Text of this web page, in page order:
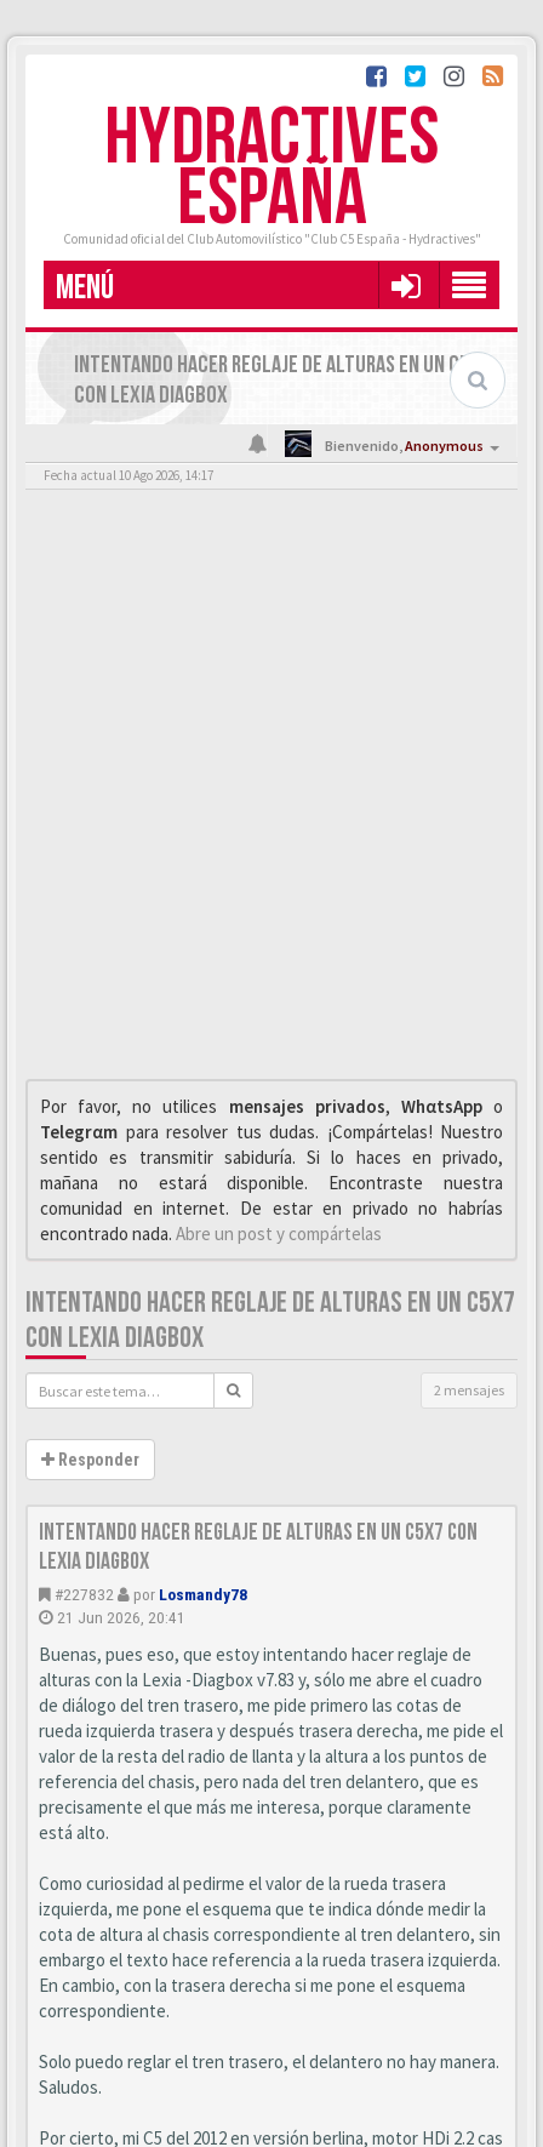
HYDRACTIVES
ESPAÑA
Comunidad oficial del Club Automovilístico "Club C5 España - Hydractives"
MENÚ
INTENTANDO HACER REGLAJE DE ALTURAS EN UN C5X7
CON LEXIA DIAGBOX
Bienvenido,Anonymous
Fecha actual 10 Ago 2026, 14:17
Por favor, no utilices mensajes privados, WhαtsAppo
Telegrαm para resolver tus dudas. ¡Compártelas! Nuestro
sentido es transmitir sabiduría. Si lo haces en privado,
mañana no estará disponible. Encontraste nuestra
comunidad en internet. De estar en privado no habrías
encontrado nada. Abre un post y compártelas
INTENTANDO HACER REGLAJE DE ALTURAS EN UN C5X7
CON LEXIA DIAGBOX
2 mensajes
Responder
Intentando hacer reglaje de alturas en un C5x7 con
Lexia diagbox
#227832 por Losmandy78
21 Jun 2026, 20:41
Buenas, pues eso, que estoy intentando hacer reglaje de
alturas con la Lexia -Diagbox v7.83 y, sólo me abre el cuadro
de diálogo del tren trasero, me pide primero las cotas de
rueda izquierda trasera y después trasera derecha, me pide el
valor de la resta del radio de llanta y la altura a los puntos de
referencia del chasis, pero nada del tren delantero, que es
precisamente el que más me interesa, porque claramente
está alto.
Como curiosidad al pedirme el valor de la rueda trasera
izquierda, me pone el esquema que te indica dónde medir la
cota de altura al chasis correspondiente al tren delantero, sin
embargo el texto hace referencia a la rueda trasera izquierda.
En cambio, con la trasera derecha si me pone el esquema
correspondiente.
Solo puedo reglar el tren trasero, el delantero no hay manera.
Saludos.
Por cierto, mi C5 del 2012 en versión berlina, motor HDi 2.2 cas